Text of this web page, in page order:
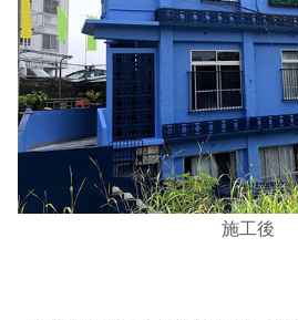
施工後